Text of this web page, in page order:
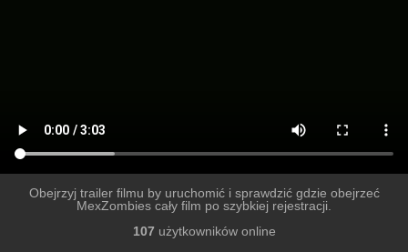
Obejrzyj trailer filmu by uruchomić i sprawdzić gdzie obejrzeć
MexZombies cały film po szybkiej rejestracji.
107 użytkowników online